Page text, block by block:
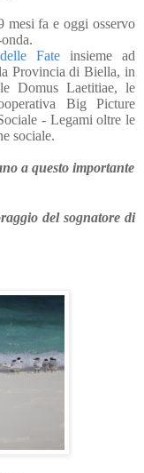
mesi fa e oggi osservo
Fate insieme ad
Provincia di Biella, in
Domus Laetitiae, le
Big Picture
- Legami oltre le
sociale.
a questo importante
del sognatore di